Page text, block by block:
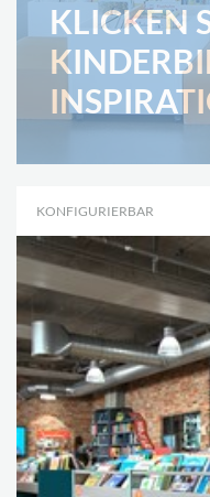
KLICKEN
KONFIGURIERBAR